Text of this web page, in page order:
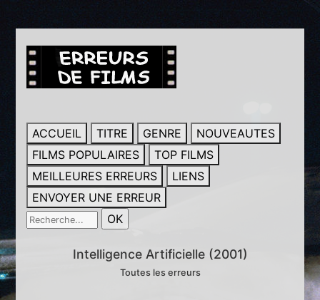
ACCUEIL TITRE GENRE
NOUVEAUTES
FILMS POPULAIRES
TOP FILMS
MEILLEURES ERREURS
LIENS
ENVOYER UNE ERREUR
Intelligence Artificielle (2001)
Toutes les erreurs